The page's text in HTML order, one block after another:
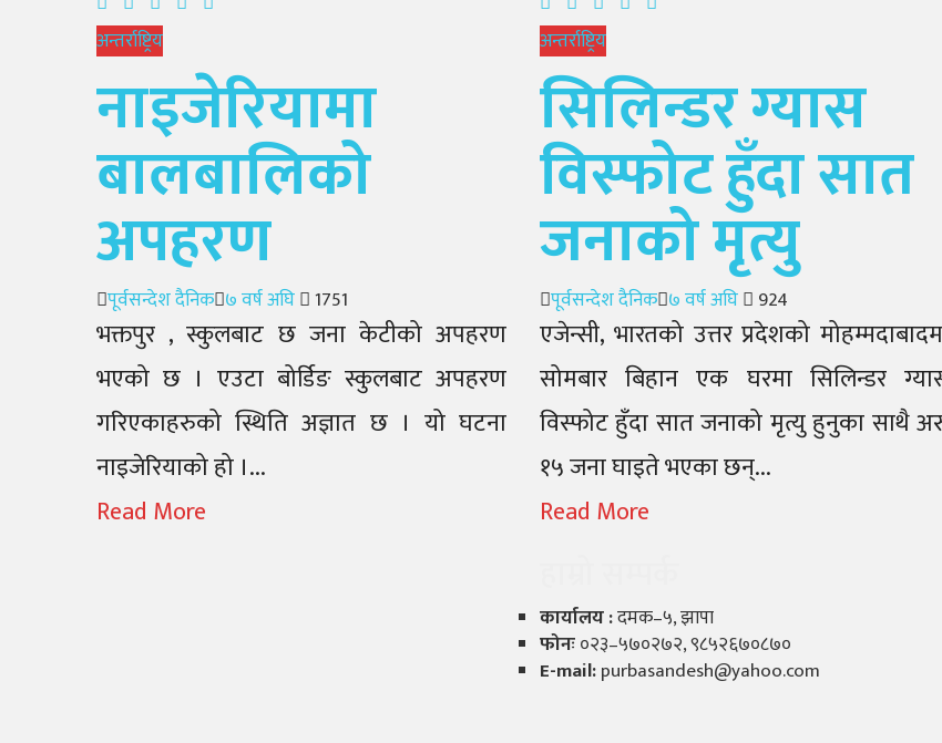
अन्तर्राष्ट्रिय
नाइजेरियामा
बालबालिको
अपहरण
Author
पूर्वसन्देश दैनिक Posted
on
७ वर्ष अघि 1751
भक्तपुर , स्कुलबाट छ जना केटीको अपहरण
भएको छ । एउटा बोर्डिङ स्कुलबाट अपहरण
गरिएकाहरुको स्थिति अज्ञात छ । यो घटना
नाइजेरियाको हो ।...
Read More
अन्तर्राष्ट्रिय
सिलिन्डर ग्यास
विस्फोट हुँदा सात
जनाको मृत्यु
Author
पूर्वसन्देश दैनिक Posted
on
७ वर्ष अघि 924
एजेन्सी, भारतको उत्तर प्रदेशको
सोमबार बिहान एक घरमा सिलिन्डर
विस्फोट हुँदा सात जनाको मृत्यु हुनुका साथै
१५ जना घाइते भएका छन्...
Read More
कार्यालय :दमक–५, झापा
फोनः०२३–५७०२७२, ९८५२६७०८७०
E-mail:purbasandesh@yahoo.com